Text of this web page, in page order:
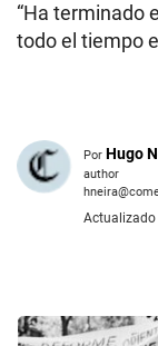
“Ha terminado
todo el tiempo
Por Hugo
author